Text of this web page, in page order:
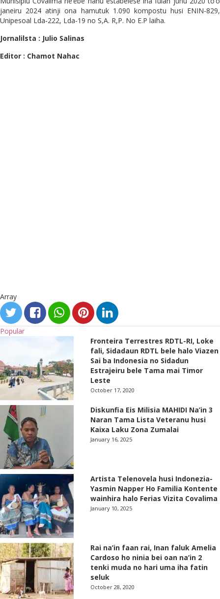
janeiru 2024 atinji ona hamutuk 1.090 kompostu husi ENIN-829,
Unipesoal Lda-222, Lda-19 no S,A. R,P. No E.P laiha.
Jornalilsta : Julio Salinas
Editor : Chamot Nahac
Array
Popular
Fronteira Terrestres RDTL-RI, Loke
fali, Sidadaun RDTL bele halo Viazen
Sai ba Indonesia no Sidadun
Estrajeiru bele Tama mai Timor
Leste
October 17, 2020
Diskunfia Eis Milisia MAHIDI Na’in 3
Naran Tama Lista Veteranu husi
Kaixa Laku Zona Zumalai
January 16, 2025
Artista Telenovela husi Indonezia-
Yasmin Napper Ho Familia Kontente
wainhira halo Ferias Vizita Covalima
January 10, 2025
Rai na’in faan rai, Inan faluk Amelia
Cardoso ho ninia bei oan na’in 2
tenki muda no hari uma iha fatin
seluk
October 28, 2020